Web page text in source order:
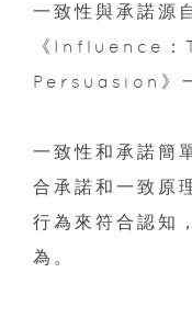
一致性與承諾
《Influence
Persuasion》
一致性和承諾簡
合承諾和一致原
行為來符合認知
為。